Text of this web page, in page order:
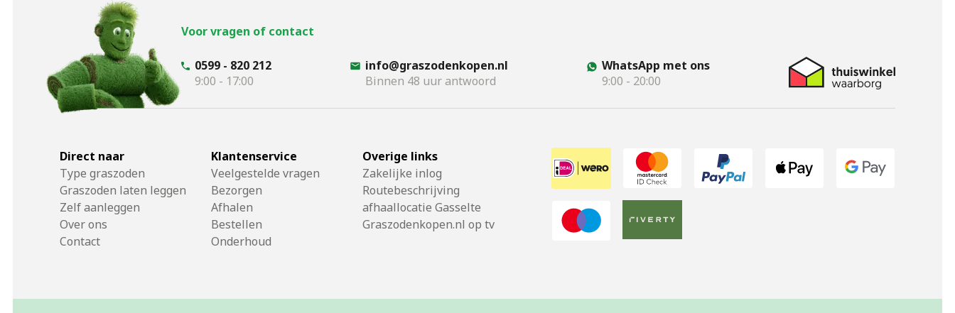
Voor vragen of contact
0599 - 820 212
9:00 - 17:00
info@graszodenkopen.nl
Binnen 48 uur antwoord
WhatsApp met ons
9:00 - 20:00
Direct naar
Type graszoden
Graszoden laten leggen
Zelf aanleggen
Over ons
Contact
Klantenservice
Veelgestelde vragen
Bezorgen
Afhalen
Bestellen
Onderhoud
Overige links
Zakelijke inlog
Routebeschrijving
afhaallocatie Gasselte
Graszodenkopen.nl op tv